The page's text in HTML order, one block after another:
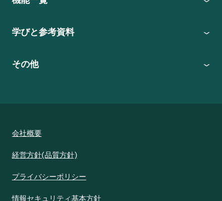
学びと参考資料
その他
会社概要
経営方針(品質方針)
プライバシーポリシー
情報セキュリティ基本方針